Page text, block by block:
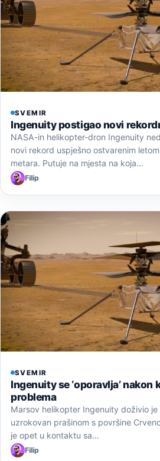
SVEMIR
Ingenuity postigao novi
NASA-in helikopter-dron Ingenuity
novi rekord uspješno ostvarenim
metara. Putuje na mjesta na koja…
Filip
SVEMIR
Ingenuity se ‘oporavlja’
problema
Marsov helikopter Ingenuity doživio
uzrokovan prašinom s površine
je opet u kontaktu sa…
Filip